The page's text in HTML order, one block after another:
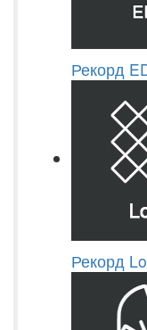
Рекорд
Рекорд